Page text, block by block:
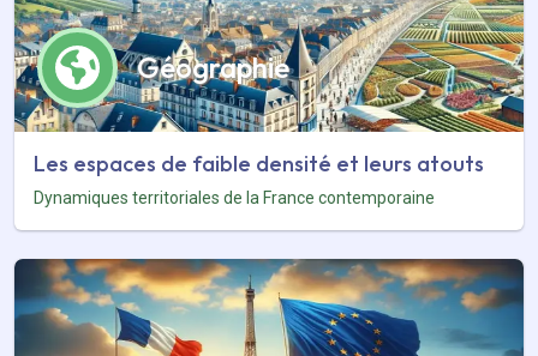
Géographie
Les espaces de faible densité et leurs atouts
Dynamiques territoriales de la France contemporaine